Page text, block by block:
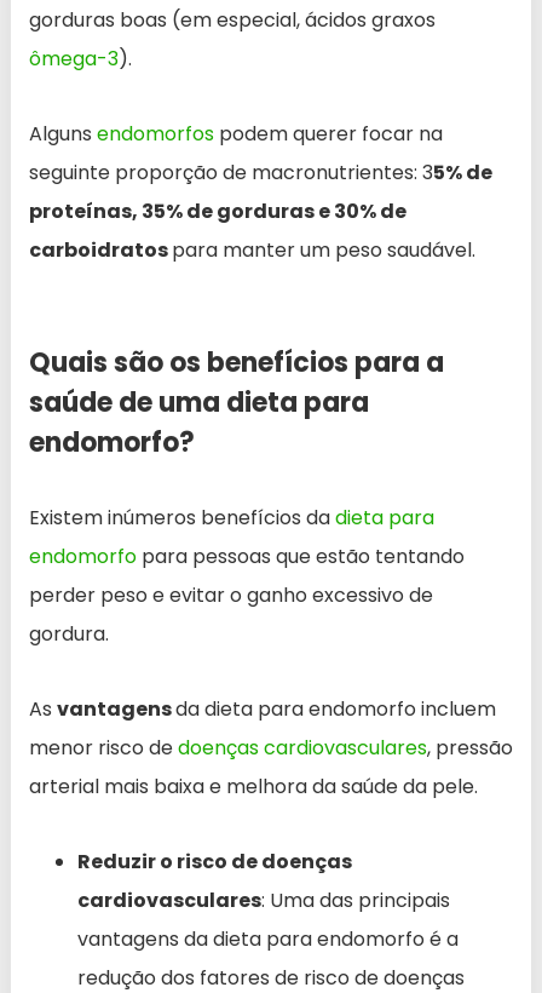
gorduras boas (em especial, ácidos graxos
ômega-3).
Alguns endomorfos podem querer focar na
seguinte proporção de macronutrientes: 35% de
proteínas, 35% de gorduras e 30% de
carboidratospara manter um peso saudável.
Quais são os benefícios para a
saúde de uma dieta para
endomorfo?
Existem inúmeros benefícios dadieta para
endomorfo para pessoas que estão tentando
perder peso e evitar o ganho excessivo de
gordura.
As vantagensda dieta para endomorfo incluem
menor risco dedoenças cardiovasculares, pressão
arterial mais baixa e melhora da saúde da pele.
Reduzir o risco de doenças
cardiovasculares: Uma das principais
vantagens da dieta para endomorfo é a
redução dos fatores de risco de doenças